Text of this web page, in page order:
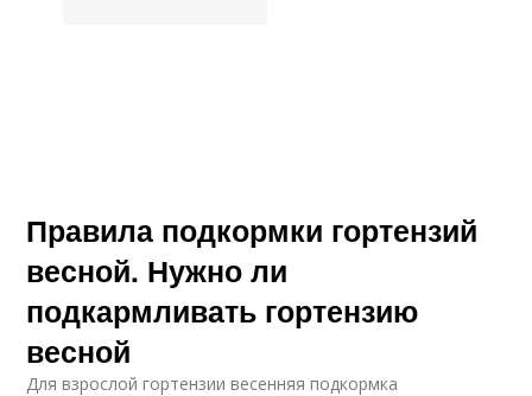
Правила подкормки гортензий
весной. Нужно ли
подкармливать гортензию
весной
Для взрослой гортензии весенняя подкормка